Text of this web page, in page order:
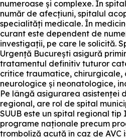
numeroase și complexe. În
număr de afecțiuni, spitalul
specialități medicale. În
curant este dependent de
investigații, pe care le solicită.
Urgență București asigură
tratamentul definitiv tuturor
critice traumatice, chirurgicale,
neurologice și neonatologice,
Pe lângă asigurarea asistenței
regional, are rol de spital
SUUB este un spital regional
programe naționale precum
tromboliză acută în caz de AVC